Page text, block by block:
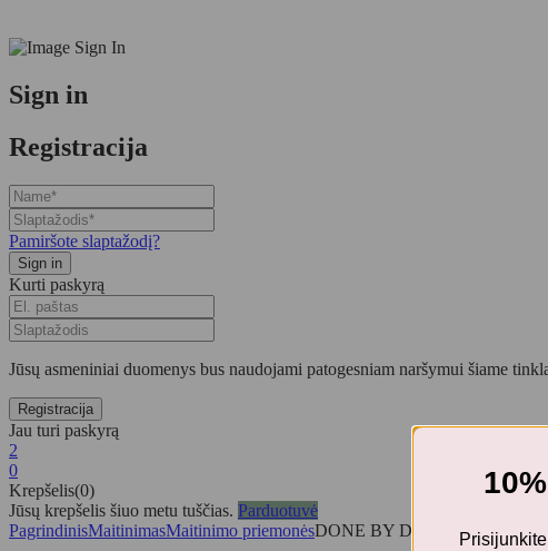
Sign in
Registracija
Pamiršote slaptažodį?
Kurti paskyrą
Jūsų asmeniniai duomenys bus naudojami patogesniam naršymui šiame
Jau turi paskyrą
2
0
Krepšelis(0)
Jūsų krepšelis šiuo metu tuščias. Parduotuvė
PagrindinisMaitinimasMaitinimo priemonėsDONE BY DEER silikoninė